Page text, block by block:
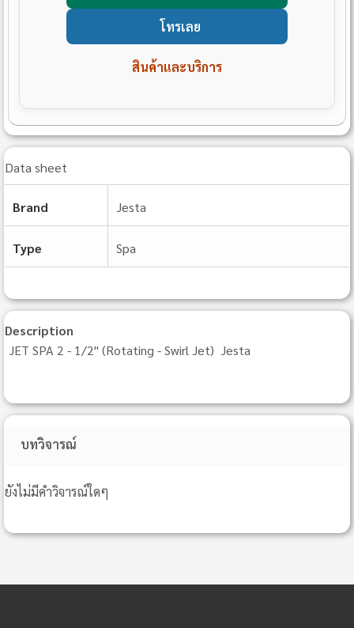
โทรเลย
สินค้าและบริการ
Data sheet
Brand Jesta
Type Spa
Description
JET SPA 2 - 1/2" (Rotating - Swirl Jet) Jesta
บทวิจารณ์
ยังไม่มีคำวิจารณ์ใดๆ